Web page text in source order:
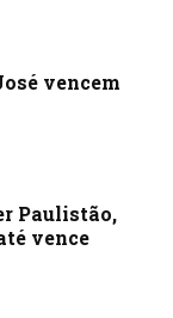
vencem
Paulistão,
vence